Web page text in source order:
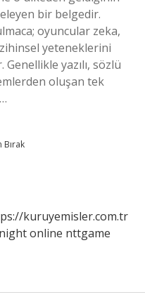
bir belgedir.
oyuncular zeka,
yeteneklerini
yazılı, sözlü
oluşan tek
Bırak
kuruyemisler.com.tr
online nttgame